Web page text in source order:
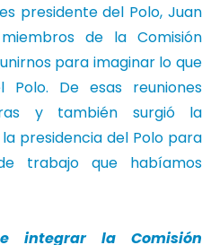
presidente del Polo, Juan
de la Comisión
para imaginar lo que
De esas reuniones
y también surgió la
presidencia del Polo para
trabajo que habíamos
integrar la Comisión